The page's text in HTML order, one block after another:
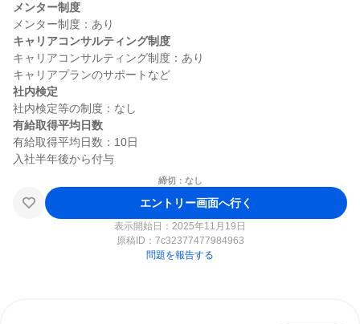
メンター制度
キャリアコンサルティング制度
キャリアコンサルティング制度：あり
社内検定
有給取得平均日数
有給取得平均日数：10日
締切：なし
エントリー画面へ行く
表示開始日：2025年11月19日
原稿ID： 7c32377477984963
問題を報告する